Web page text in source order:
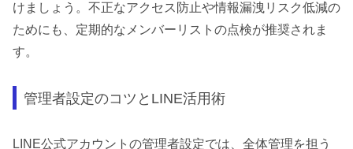
けましょう。不正なアクセス防止や情報漏洩リスク低減の
ためにも、定期的なメンバーリストの点検が推奨されま
す。
管理者設定のコツとLINE活用術
LINE公式アカウントの管理者設定では、全体管理を担う